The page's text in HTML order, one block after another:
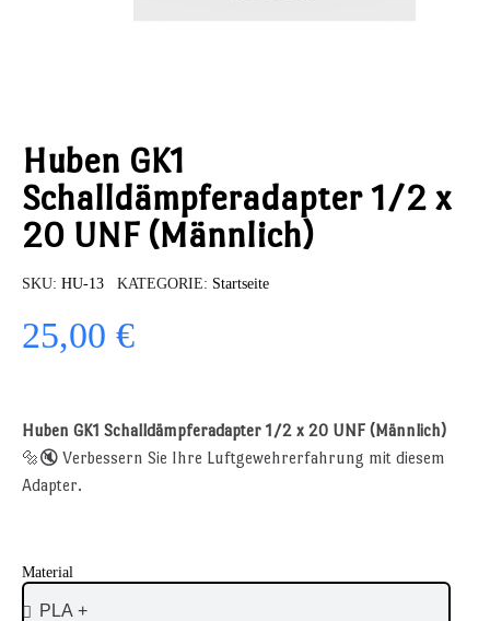
Huben GK1
Schalldämpferadapter 1/2 x
20 UNF (Männlich)
SKU HU-13 KATEGORIE Startseite
25,00 €
Huben GK1 Schalldämpferadapter 1/2 x 20 UNF (Männlich)
🔩🔇 Verbessern Sie Ihre Luftgewehrerfahrung mit diesem
Adapter.
Material